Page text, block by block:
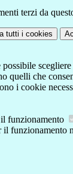
terzi da
tutti i cookies
possibile
quelli che
i cookie
funzionamento
il funzionamento